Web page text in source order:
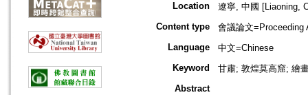
Location
遼寧, 中國 [Liaoning,
Content type
會議論文=Proceeding
Language
中文=Chinese
Keyword
甘肅; 敦煌莫高窟; 繪
Abstract